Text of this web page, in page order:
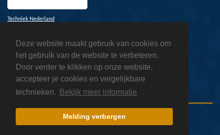
Deze website maakt gebruik van cookies om
het gebruik van de website te verbeteren.
Door verder te klikken op onze website,
accepteer je cookies en vergelijkbare
technieken.
Bekijk meer informatie
Melding verbergen
Techniek Nederland
Honeywell
Privacyverklaring